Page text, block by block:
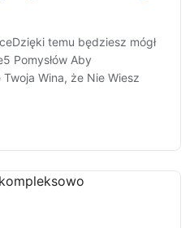
temu będziesz mógł
Pomysłów Aby
Wina, że Nie Wiesz